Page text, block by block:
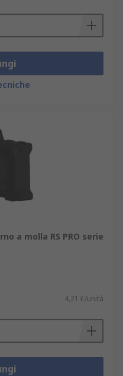
a molla RS PRO serie
4,21 €/unità